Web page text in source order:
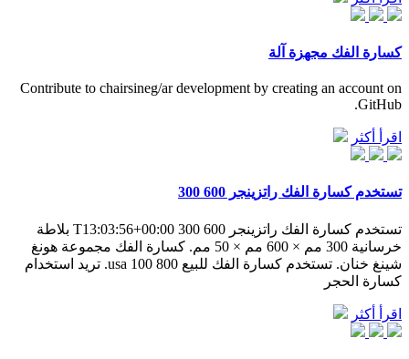
كسارة الفك مجهزة آلة
Contribute to chairsineg/ar development by creating an account on
GitHub.
اقرأ أكثر
تستخدم كسارة الفك راتزينجر 600 300
تستخدم كسارة الفك راتزينجر 600 300 T13:03:56+00:00 بلاطة
خرسانية 300 مم × 600 مم × 50 مم. كسارة الفك مجموعة هونغ
شينغ خنان. تستخدم كسارة الفك للبيع usa 100 800. تريد استخدام
كسارة الحجر
اقرأ أكثر